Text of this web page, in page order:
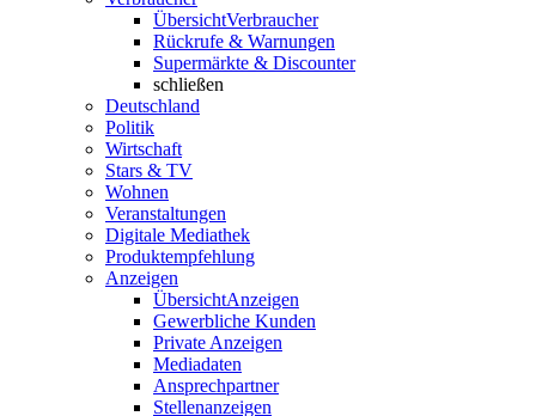
ÜbersichtVerbraucher
Rückrufe & Warnungen
Supermärkte & Discounter
schließen
Deutschland
Politik
Wirtschaft
Stars & TV
Wohnen
Veranstaltungen
Digitale Mediathek
Produktempfehlung
Anzeigen
ÜbersichtAnzeigen
Gewerbliche Kunden
Private Anzeigen
Mediadaten
Ansprechpartner
Stellenanzeigen